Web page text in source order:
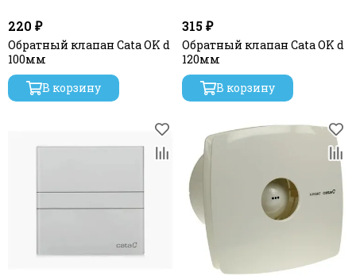
220 ₽
Обратный клапан Cata OK d
100мм
В корзину
315 ₽
Обратный клапан Cata OK d
120мм
В корзину